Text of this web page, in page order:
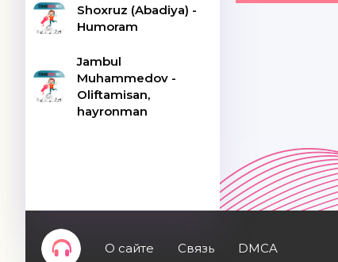
Shoxruz (Abadiya) -
Humoram
Jambul
Muhammedov -
Oliftamisan,
hayronman
О сайте Связь DMCA